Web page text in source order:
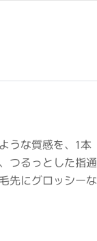
現したクリー
つるっとした
ツヤを与えま
うな質感を、1本
つるっとした指通
先にグロッシーな